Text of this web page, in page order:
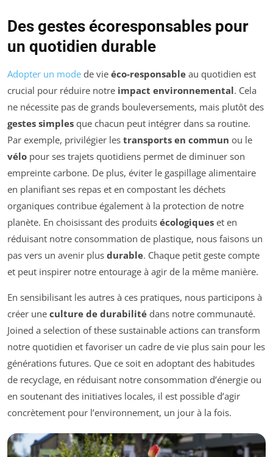
Des gestes écoresponsables pour
un quotidien durable
Adopter un mode de vie éco-responsable au quotidien est
crucial pour réduire notre impact environnemental. Cela
ne nécessite pas de grands bouleversements, mais plutôt des
gestes simples que chacun peut intégrer dans sa routine.
Par exemple, privilégier les transports en commun ou le
vélo pour ses trajets quotidiens permet de diminuer son
empreinte carbone. De plus, éviter le gaspillage alimentaire
en planifiant ses repas et en compostant les déchets
organiques contribue également à la protection de notre
planète. En choisissant des produits écologiques et en
réduisant notre consommation de plastique, nous faisons un
pas vers un avenir plus durable. Chaque petit geste compte
et peut inspirer notre entourage à agir de la même manière.
En sensibilisant les autres à ces pratiques, nous participons à
créer une culture de durabilité dans notre communauté.
Joined a selection of these sustainable actions can transform
notre quotidien et favoriser un cadre de vie plus sain pour les
générations futures. Que ce soit en adoptant des habitudes
de recyclage, en réduisant notre consommation d’énergie ou
en soutenant des initiatives locales, il est possible d’agir
concrètement pour l’environnement, un jour à la fois.